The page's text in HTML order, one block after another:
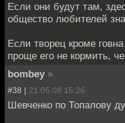
Если они будут там,
общество любителей
Если творец кроме
проще его не кормить,
bombey »
#38 | 21.05.08 15:26
Шевченко по Топалову